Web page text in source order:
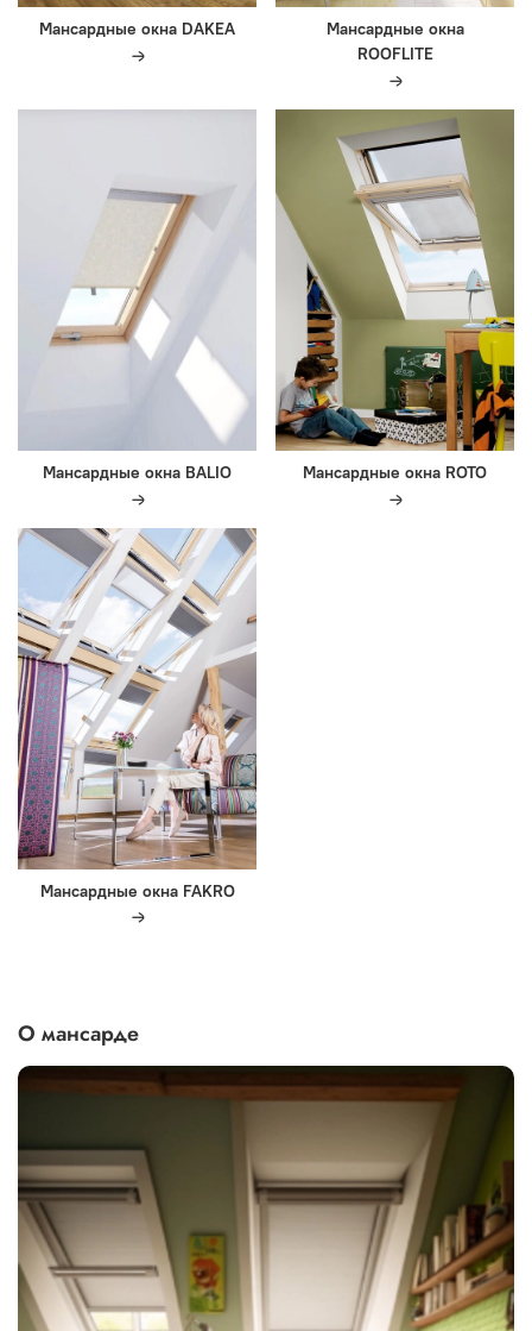
Мансардные окна DAKEA
Мансардные окна
ROOFLITE
Мансардные окна BALIO Мансардные окна ROTO
Мансардные окна FAKRO
О мансарде